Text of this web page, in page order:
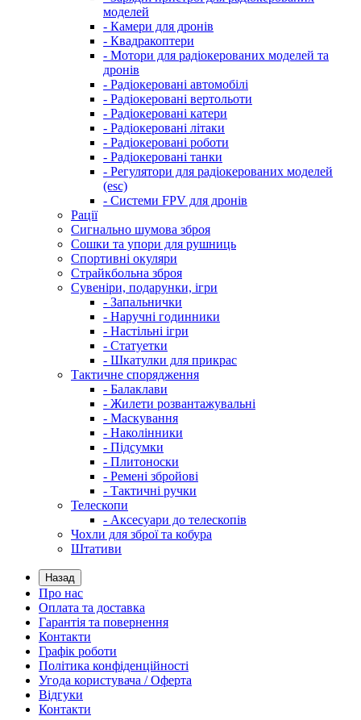
моделей
- Камери для дронів
- Квадракоптери
- Мотори для радіокерованих моделей та
дронів
- Радіокеровані автомобілі
- Радіокеровані вертольоти
- Радіокеровані катери
- Радіокеровані літаки
- Радіокеровані роботи
- Радіокеровані танки
- Регулятори для радіокерованих моделей
(esc)
- Системи FPV для дронів
Рації
Сигнально шумова зброя
Сошки та упори для рушниць
Спортивні окуляри
Страйкбольна зброя
Сувеніри, подарунки, ігри
- Запальнички
- Наручні годинники
- Настільні ігри
- Статуетки
- Шкатулки для прикрас
Тактичне спорядження
- Балаклави
- Жилети розвантажувальні
- Маскування
- Наколінники
- Підсумки
- Плитоноски
- Ремені збройові
- Тактичні ручки
Телескопи
- Аксесуари до телескопів
Чохли для зброї та кобура
Штативи
Назад
Про нас
Оплата та доставка
Гарантія та повернення
Контакти
Графік роботи
Політика конфіденційності
Угода користувача / Оферта
Відгуки
Контакти